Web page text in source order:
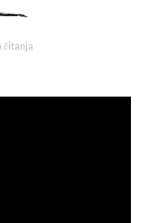
čitanja